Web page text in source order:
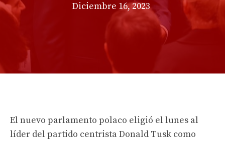
Diciembre 16, 2023
El nuevo parlamento polaco eligió el lunes al
líder del partido centrista Donald Tusk como